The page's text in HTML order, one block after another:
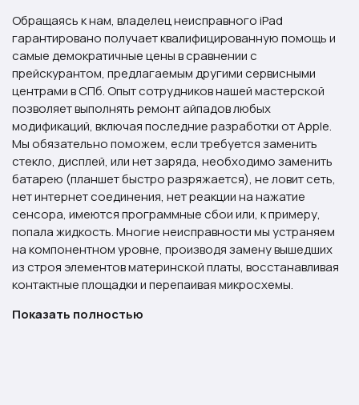
Обращаясь к нам, владелец неисправного iPad
гарантировано получает квалифицированную помощь и
самые демократичные цены в сравнении с
прейскурантом, предлагаемым другими сервисными
центрами в СПб. Опыт сотрудников нашей мастерской
позволяет выполнять ремонт айпадов любых
модификаций, включая последние разработки от Apple.
Мы обязательно поможем, если требуется заменить
стекло, дисплей, или нет заряда, необходимо заменить
батарею (планшет быстро разряжается), не ловит сеть,
нет интернет соединения, нет реакции на нажатие
сенсора, имеются программные сбои или, к примеру,
попала жидкость. Многие неисправности мы устраняем
на компонентном уровне, производя замену вышедших
из строя элементов материнской платы, восстанавливая
контактные площадки и перепаивая микросхемы.
Показать полностью